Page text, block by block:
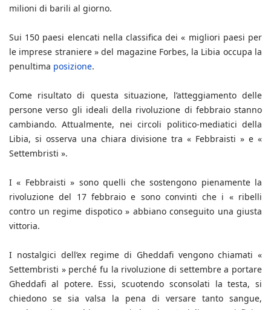
milioni di barili al giorno.
Sui 150 paesi elencati nella classifica dei « migliori paesi per
le imprese straniere » del magazine Forbes, la Libia occupa la
penultima posizione.
Come risultato di questa situazione, l’atteggiamento delle
persone verso gli ideali della rivoluzione di febbraio stanno
cambiando. Attualmente, nei circoli politico-mediatici della
Libia, si osserva una chiara divisione tra « Febbraisti » e «
Settembristi ».
I « Febbraisti » sono quelli che sostengono pienamente la
rivoluzione del 17 febbraio e sono convinti che i « ribelli
contro un regime dispotico » abbiano conseguito una giusta
vittoria.
I nostalgici dell’ex regime di Gheddafi vengono chiamati «
Settembristi » perché fu la rivoluzione di settembre a portare
Gheddafi al potere. Essi, scuotendo sconsolati la testa, si
chiedono se sia valsa la pena di versare tanto sangue,